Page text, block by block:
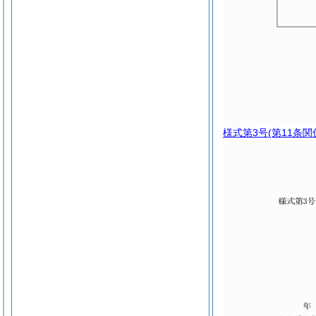
様式第3号(第11条関